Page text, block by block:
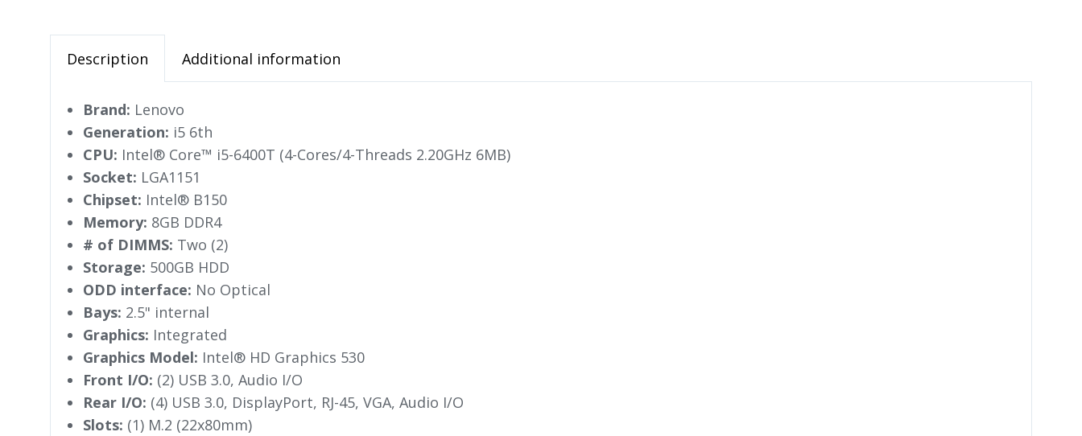
Description Additional information
Brand: Lenovo
Generation: i5 6th
CPU: Intel® Core™ i5-6400T (4-Cores/4-Threads 2.20GHz 6MB)
Socket: LGA1151
Chipset: Intel® B150
Memory: 8GB DDR4
# of DIMMS: Two (2)
Storage: 500GB HDD
ODD interface: No Optical
Bays: 2.5" internal
Graphics: Integrated
Graphics Model: Intel® HD Graphics 530
Front I/O: (2) USB 3.0, Audio I/O
Rear I/O: (4) USB 3.0, DisplayPort, RJ-45, VGA, Audio I/O
Slots: (1) M.2 (22x80mm)